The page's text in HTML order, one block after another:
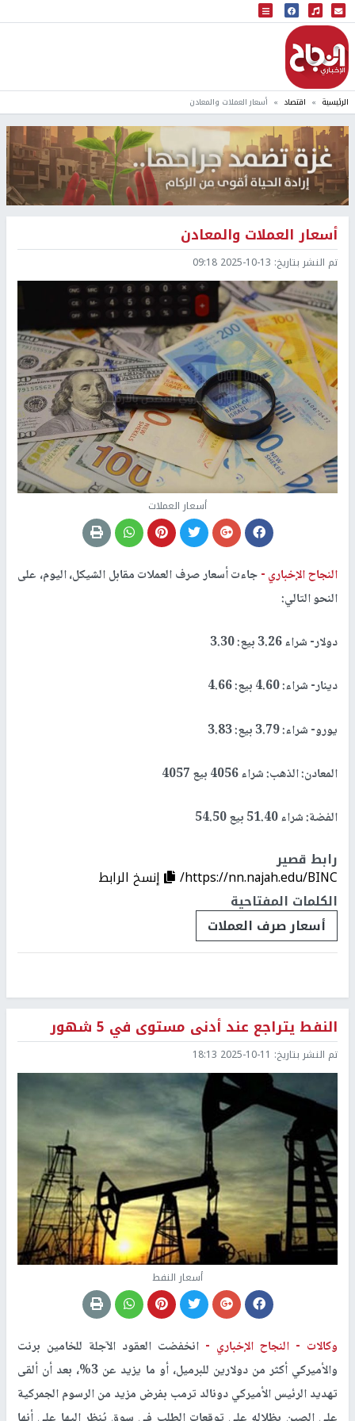
البث المباشر
إذاعة النجاح
الرئيسية اقتصاد أسعار العملات والمعادن
أسعار العملات والمعادن
تم النشر بتاريخ: 2025-10-13 09:18
أسعار العملات
النجاح الإخباري -جاءت أسعار صرف العملات مقابل الشيكل، اليوم، على
النحو التالي:
دولار- شراء 3.26 بيع: 3.30
دينار- شراء: 4.60 بيع: 4.66
يورو- شراء: 3.79 بيع: 3.83
المعادن: الذهب: شراء 4056 بيع 4057
الفضة: شراء 51.40 بيع 54.50
رابط قصير
https://nn.najah.edu/BINC/
إنسخ الرابط
الكلمات المفتاحية
أسعار صرف العملات
النفط يتراجع عند أدنى مستوى في 5 شهور
تم النشر بتاريخ: 2025-10-11 18:13
أسعار النفط
وكالات - النجاح الإخباري - انخفضت العقود الآجلة للخامين برنت
والأميركي أكثر من دولارين للبرميل، أو ما يزيد عن 3%، بعد أن ألقى
تهديد الرئيس الأميركي دونالد ترمب بفرض مزيد من الرسوم الجمركية